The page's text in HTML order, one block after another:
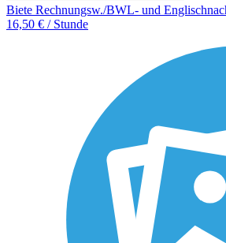
Biete Rechnungsw./BWL- und
16,50 € / Stunde